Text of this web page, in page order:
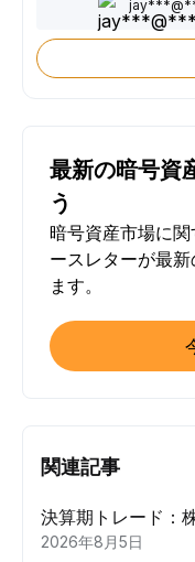
最新の暗号資
う
暗号資産市場に
ースレターが最
ます。
関連記事
決算期トレード：
2026年8月5日